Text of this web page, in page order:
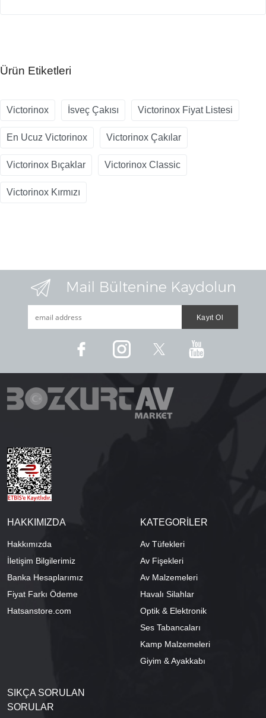
Ürün Etiketleri
Victorinox İsveç Çakısı Victorinox Fiyat Listesi
En Ucuz Victorinox Victorinox Çakılar
Victorinox Bıçaklar Victorinox Classic
Victorinox Kırmızı
HAKKIMIZDA
Hakkımızda
İletişim Bilgilerimiz
Banka Hesaplarımız
Fiyat Farkı Ödeme
Hatsanstore.com
KATEGORİLER
Av Tüfekleri
Av Fişekleri
Av Malzemeleri
Havalı Silahlar
Optik & Elektronik
Ses Tabancaları
Kamp Malzemeleri
Giyim & Ayakkabı
SIKÇA SORULAN
SORULAR